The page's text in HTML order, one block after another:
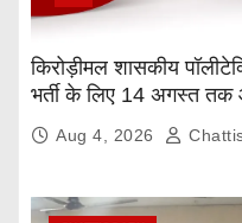
किरोड़ीमल शासकीय
भर्ती के लिए 14 अगस्त
Aug 4, 2026